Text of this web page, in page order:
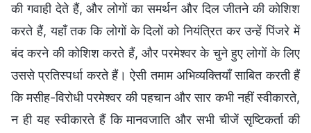
की गवाही देते हैं, और लोगों का समर्थन और दिल जीतने की कोशिश
करते हैं, यहाँ तक कि लोगों के दिलों को नियंत्रित कर उन्हें पिंजरे में
बंद करने की कोशिश करते हैं, और परमेश्वर के चुने हुए लोगों के लिए
उससे प्रतिस्पर्धा करते हैं। ऐसी तमाम अभिव्यक्तियाँ साबित करती हैं
कि मसीह-विरोधी परमेश्वर की पहचान और सार कभी नहीं स्वीकारते,
न ही यह स्वीकारते हैं कि मानवजाति और सभी चीजें सृष्टिकर्ता की